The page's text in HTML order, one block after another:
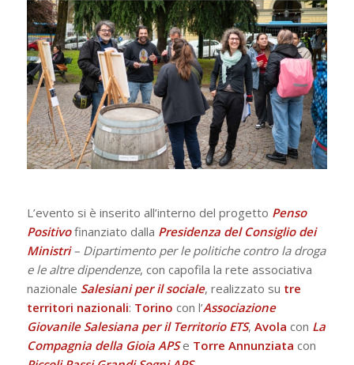
L’evento si è inserito all’interno del progetto Penso
Positivofinanziato dalla Presidenza del Consiglio dei
Ministri– Dipartimento per le politiche contro la droga
e le altre dipendenze, con capofila la rete associativa
nazionale Salesiani per il sociale, realizzato su tre
territori nazionali: Torino con l’Associazione
Giovanile Salesiana per il Territorio ETS, Avola con La
Compagnia della Gioia APSe Torre Annunziata con